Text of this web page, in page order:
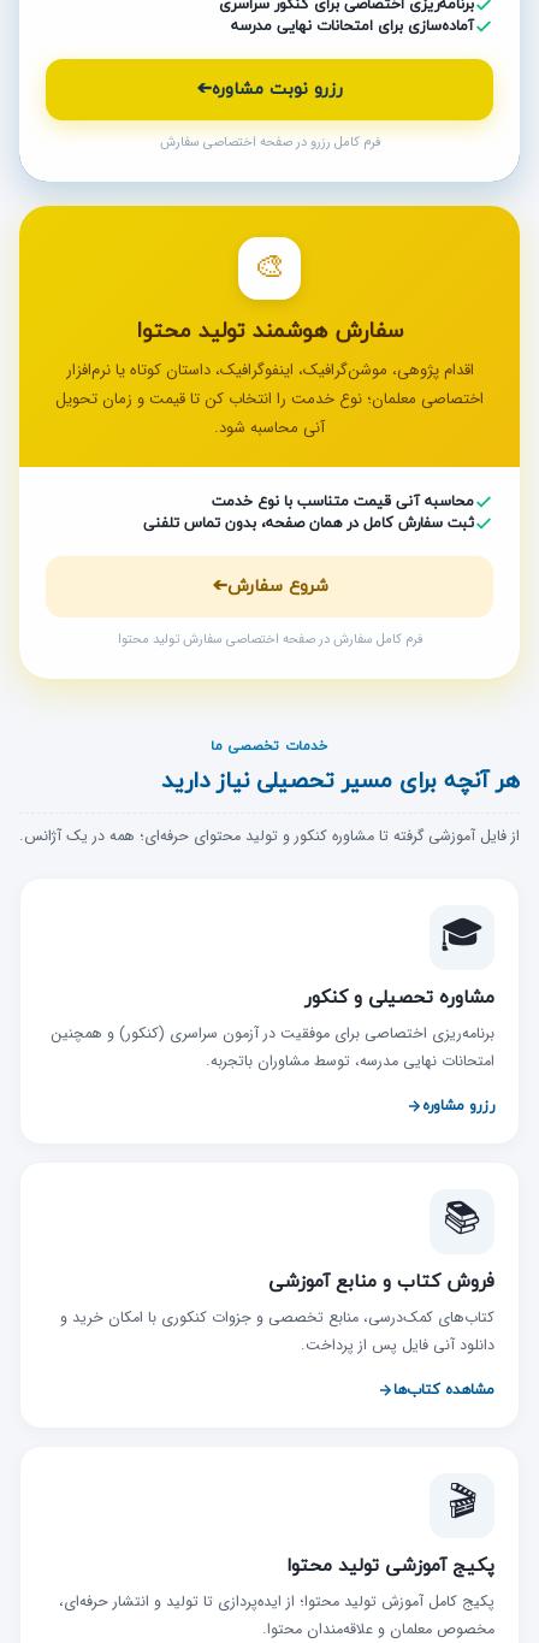
برنامه‌ریزی اختصاصی برای کنکور سراسری
آماده‌سازی برای امتحانات نهایی مدرسه
رزرو نوبت مشاوره➔
فرم کامل رزرو در صفحه اختصاصی سفارش
🎨
سفارش هوشمند تولید محتوا
اقدام پژوهی، موشن‌گرافیک، اینفوگرافیک، داستان کوتاه یا نرم‌افزار
اختصاصی معلمان؛ نوع خدمت را انتخاب کن تا قیمت و زمان تحویل
آنی محاسبه شود.
محاسبه آنی قیمت متناسب با نوع خدمت
ثبت سفارش کامل در همان صفحه، بدون تماس تلفنی
شروع سفارش➔
فرم کامل سفارش در صفحه اختصاصی سفارش تولید محتوا
خدمات تخصصی ما
هر آنچه برای مسیر تحصیلی نیاز دارید
از فایل آموزشی گرفته تا مشاوره کنکور و تولید محتوای حرفه‌ای؛ همه در یک آژانس.
🎓
مشاوره تحصیلی و کنکور
برنامه‌ریزی اختصاصی برای موفقیت در آزمون سراسری (کنکور) و همچنین
امتحانات نهایی مدرسه، توسط مشاوران باتجربه.
رزرو مشاوره
📚
فروش کتاب و منابع آموزشی
کتاب‌های کمک‌درسی، منابع تخصصی و جزوات کنکوری با امکان خرید و
دانلود آنی فایل پس از پرداخت.
مشاهده کتاب‌ها
🎬
پکیج آموزشی تولید محتوا
پکیج کامل آموزش تولید محتوا؛ از ایده‌پردازی تا تولید و انتشار حرفه‌ای،
مخصوص معلمان و علاقه‌مندان محتوا.